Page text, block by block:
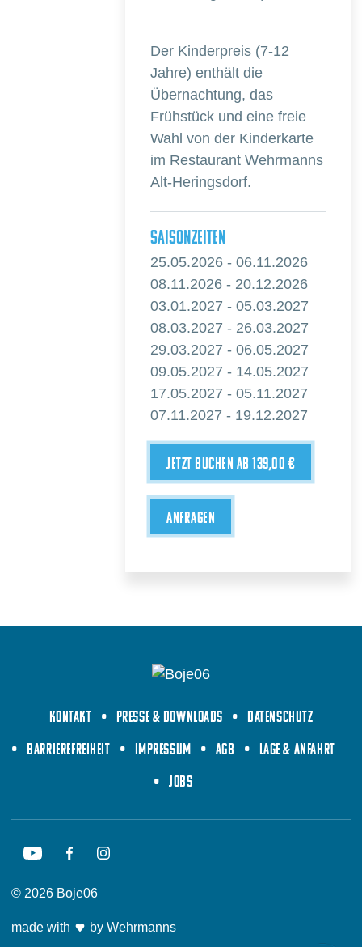
Der Kinderpreis (7-12
Jahre) enthält die
Übernachtung, das
Frühstück und eine freie
Wahl von der Kinderkarte
im Restaurant Wehrmanns
Alt-Heringsdorf.
Saisonzeiten
25.05.2026 - 06.11.2026
08.11.2026 - 20.12.2026
03.01.2027 - 05.03.2027
08.03.2027 - 26.03.2027
29.03.2027 - 06.05.2027
09.05.2027 - 14.05.2027
17.05.2027 - 05.11.2027
07.11.2027 - 19.12.2027
JETZT BUCHEN AB 139,00 €
ANFRAGEN
Kontakt Presse & Downloads
Datenschutz
Barrierefreiheit
Impressum AGB
Lage & Anfahrt
Jobs
©2026 Boje06
made with by Wehrmanns